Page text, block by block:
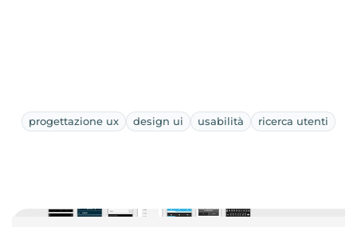
progettazione ux design ui usabilità ricerca utenti